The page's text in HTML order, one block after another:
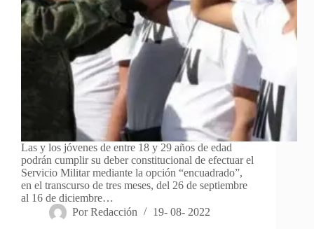
Las y los jóvenes de entre 18 y 29 años de edad
podrán cumplir su deber constitucional de efectuar el
Servicio Militar mediante la opción “encuadrado”,
en el transcurso de tres meses, del 26 de septiembre
al 16 de diciembre…
Por Redacción 19- 08- 2022